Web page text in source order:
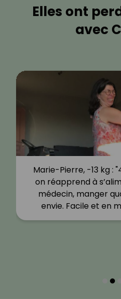
Elles ont
avec
Marie-Pierre, -13 kg :
on réapprend à
médecin, manger
envie. Facile et en